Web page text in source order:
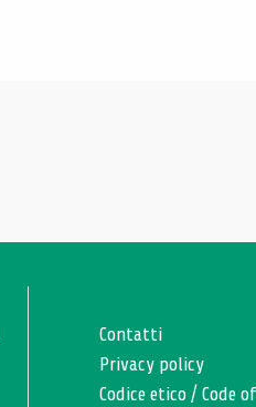
Contatti
Privacy policy
Codice etico /Code